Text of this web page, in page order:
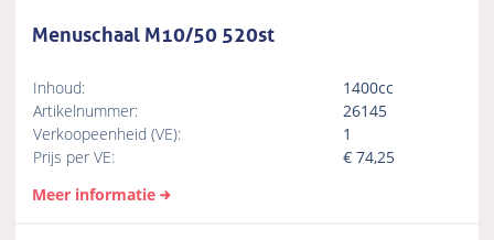
Menuschaal M10/50 520st
Inhoud:
1400cc
Artikelnummer:
26145
Verkoopeenheid (VE):
1
Prijs per VE:
€74,25
Meer informatie